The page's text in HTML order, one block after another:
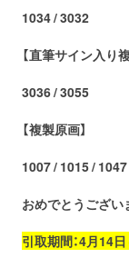
1034 / 3032
【直筆サイン入り
3036 / 3055
【複製原画】
1007 / 1015 / 1047
おめでとうござい
引取期間：4月14